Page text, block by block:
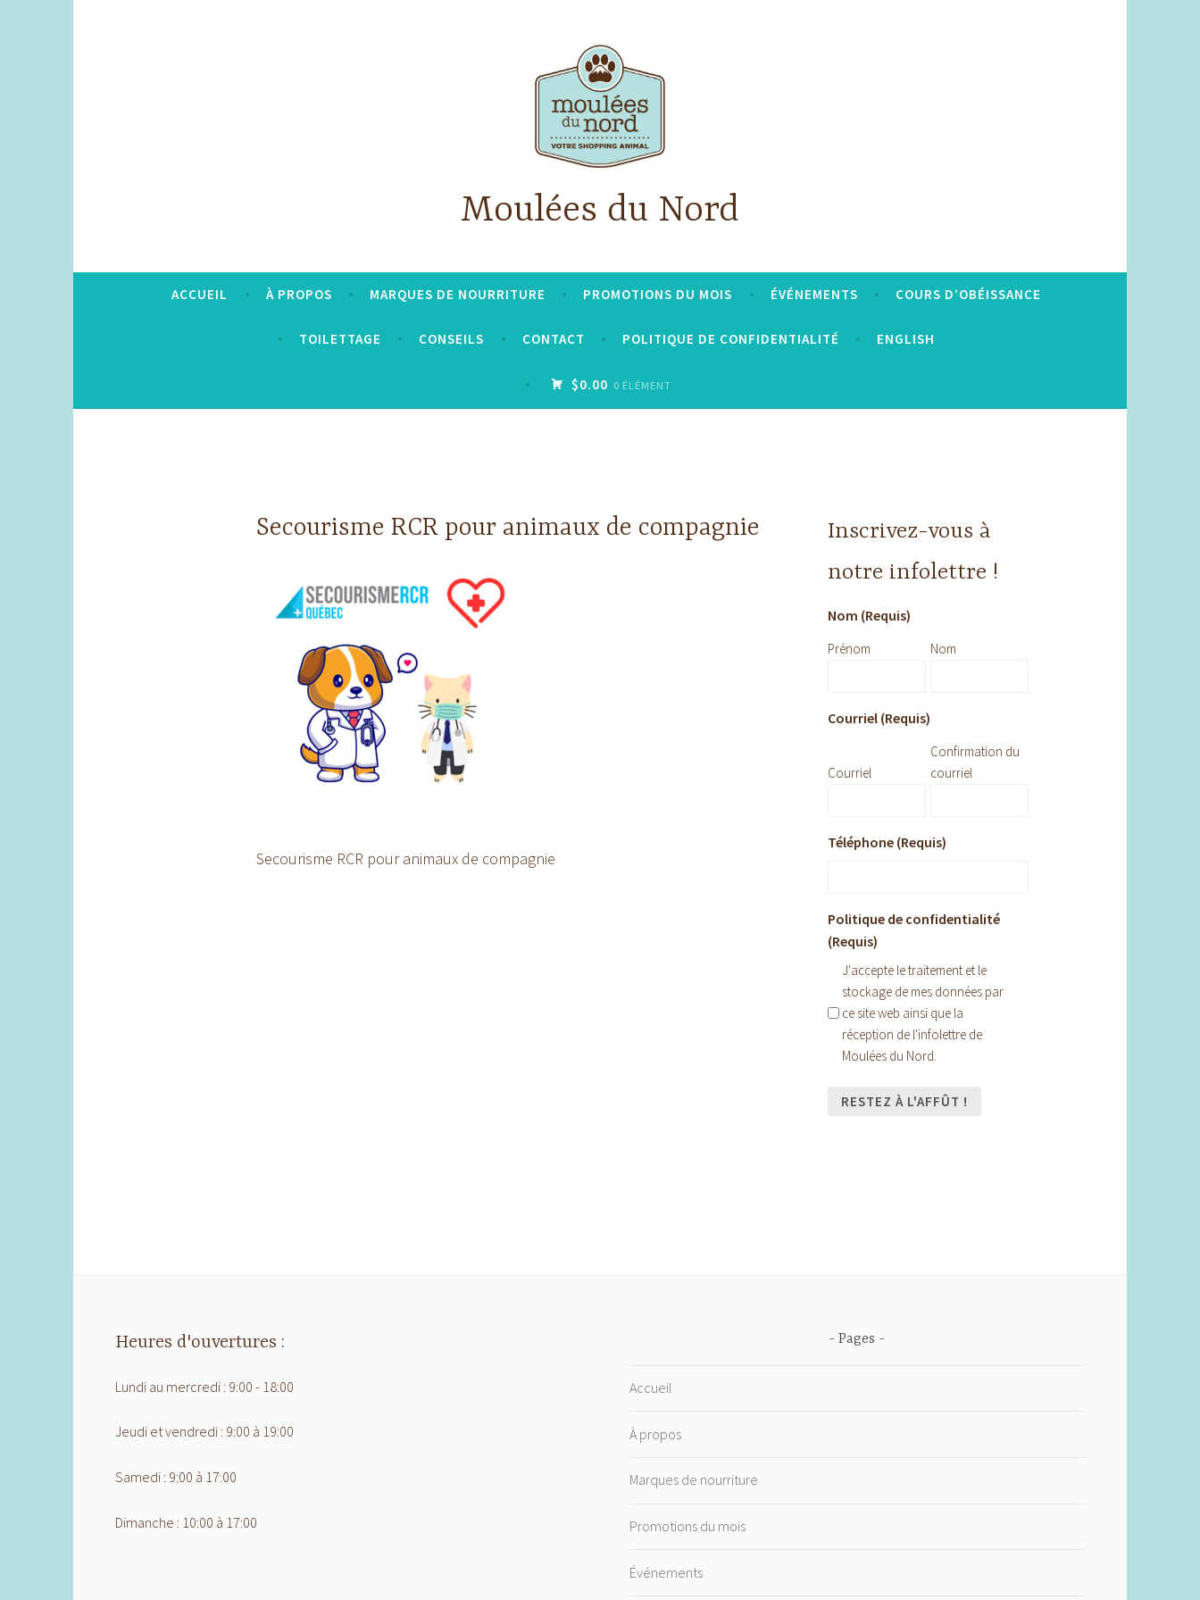
Moulées du Nord
ACCUEIL À PROPOS MARQUES DE NOURRITURE PROMOTIONS DU MOIS ÉVÉNEMENTS COURS D’OBÉISSANCE
TOILETTAGE CONSEILS CONTACT POLITIQUE DE CONFIDENTIALITÉ ENGLISH
$0.00 0 ÉLÉMENT
Secourisme RCR pour animaux de compagnie
Secourisme RCR pour animaux de compagnie
Inscrivez-vous à
notre infolettre !
Nom (Requis)
Prénom Nom
Courriel (Requis)
Courriel
Confirmation du
courriel
Téléphone (Requis)
Politique de confidentialité
(Requis)
J'accepte le traitement et le
stockage de mes données par
ce site web ainsi que la
réception de l'infolettre de
Moulées du Nord.
Heures d'ouvertures :
Lundi au mercredi : 9:00 - 18:00
Jeudi et vendredi : 9:00 à 19:00
Samedi : 9:00 à 17:00
Dimanche : 10:00 à 17:00
Pages
Accueil
À propos
Marques de nourriture
Promotions du mois
Événements